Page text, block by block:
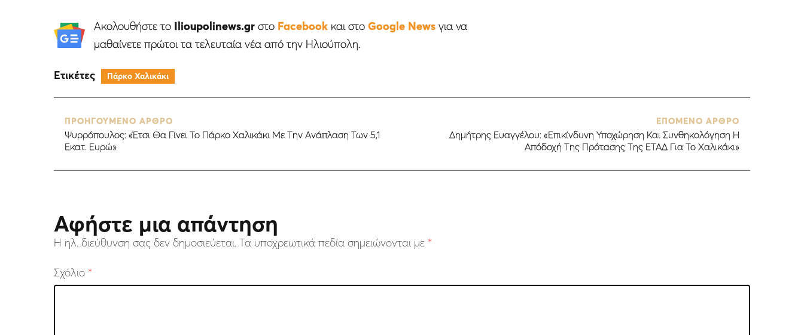
Ακολουθήστε το Ilioupolinews.grστο Facebookκαι στο Google Newsγια να
μαθαίνετε πρώτοι τα τελευταία νέα από την Ηλιούπολη.
Ετικέτες Πάρκο Χαλικάκι
ΠΡΟΗΓΟΥΜΕΝΟ ΑΡΘΡΟ
Ψυρρόπουλος: «Έτσι Θα Γίνει Το Πάρκο Χαλικάκι Με Την Ανάπλαση Των 5,1
Εκατ. Ευρώ»
ΕΠΟΜΕΝΟ ΑΡΘΡΟ
Δημήτρης Ευαγγέλου: «Επικίνδυνη Υποχώρηση Και Συνθηκολόγηση Η
Απόδοχή Της Πρότασης Της ΕΤΑΔ Για Το Χαλικάκι»
Αφήστε μια απάντηση
Η ηλ. διεύθυνση σας δεν δημοσιεύεται. Τα υποχρεωτικά πεδία σημειώνονται με *
Σχόλιο *